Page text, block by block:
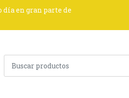
día en gran parte de